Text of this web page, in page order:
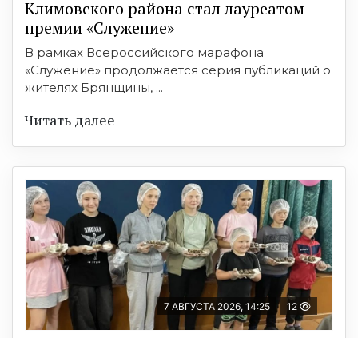
Климовского района стал лауреатом
премии «Служение»
В рамках Всероссийского марафона
«Служение» продолжается серия публикаций о
жителях Брянщины, ...
Читать далее
7 АВГУСТА 2026, 14:25 12